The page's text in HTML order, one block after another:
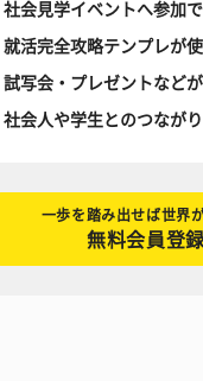
社会見学イベントへ参加
就活完全攻略テンプレが
試写会・プレゼントなど
社会人や学生とのつなが
一歩を踏み出せば世界
無料会員登録